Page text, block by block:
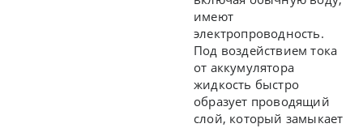
имеют
электропроводность.
Под воздействием тока
от аккумулятора
жидкость быстро
образует проводящий
слой, который замыкает